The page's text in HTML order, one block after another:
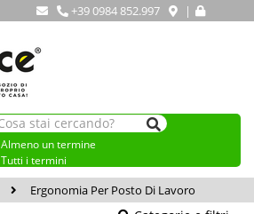
+39 0984 852.997 |
Almeno un termine
Tutti i termini
Ergonomia Per Posto Di Lavoro